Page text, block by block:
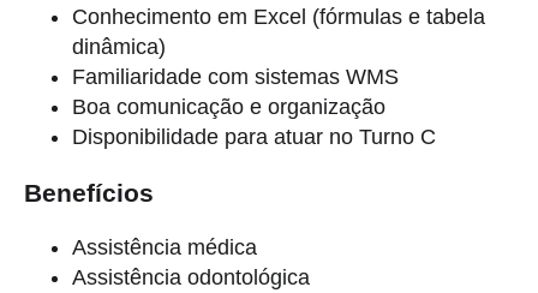
Conhecimento em Excel (fórmulas e tabela
dinâmica)
Familiaridade com sistemas WMS
Boa comunicação e organização
Disponibilidade para atuar no Turno C
Benefícios
Assistência médica
Assistência odontológica